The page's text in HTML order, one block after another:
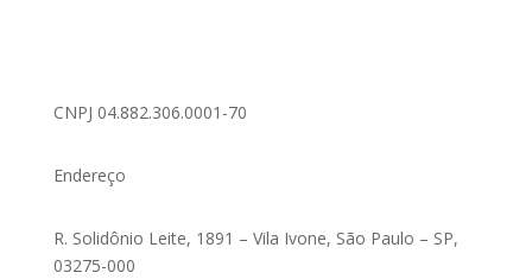
CNPJ 04.882.306.0001-70
Endereço
R. Solidônio Leite, 1891 – Vila Ivone, São Paulo – SP,
03275-000